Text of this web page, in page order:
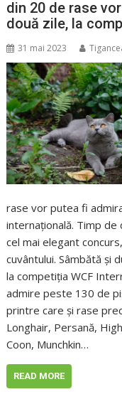
din 20 de rase
două zile, la
31 mai 2023
rase vor putea fi
internațională. Timp de
cel mai elegant
cuvântului. Sâmbătă și
la competiția WCF
admire peste 130 de
printre care și rase
Longhair, Persană,
Coon, Munchkin…
READ MORE